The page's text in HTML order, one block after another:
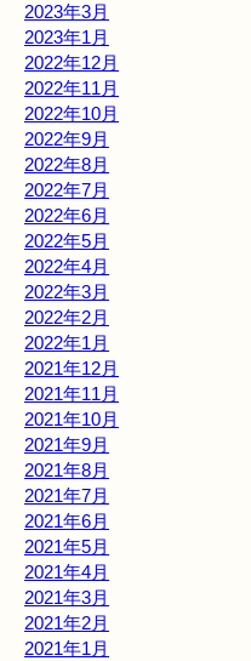
2023年3月
2023年1月
2022年12月
2022年11月
2022年10月
2022年9月
2022年8月
2022年7月
2022年6月
2022年5月
2022年4月
2022年3月
2022年2月
2022年1月
2021年12月
2021年11月
2021年10月
2021年9月
2021年8月
2021年7月
2021年6月
2021年5月
2021年4月
2021年3月
2021年2月
2021年1月